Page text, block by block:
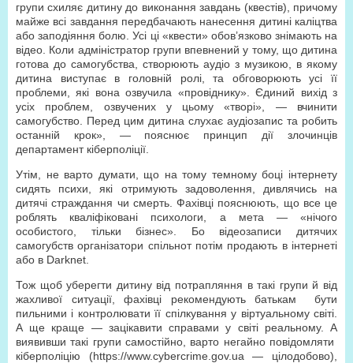
групи схиляє дитину до виконання завдань (квестів), причому
майже всі завдання передбачають нанесення дитині каліцтва
або заподіяння болю. Усі ці «квести» обов’язково знімають на
відео. Коли адміністратор групи впевнений у тому, що дитина
готова до самогубства, створюють аудіо з музикою, в якому
дитина виступає в головній ролі, та обговорюють усі її
проблеми, які вона озвучила «провіднику». Єдиний вихід з
усіх проблем, озвучених у цьому «творі», — вчинити
самогубство. Перед цим дитина слухає аудіозапис та робить
останній крок», — пояснює принцип дії злочинців
департамент кіберполіції.
Утім, не варто думати, що на тому темному боці інтернету
сидять психи, які отримують задоволення, дивлячись на
дитячі страждання чи смерть. Фахівці пояснюють, що все це
роблять кваліфіковані психологи, а мета — «нічого
особистого, тільки бізнес». Бо відеозаписи дитячих
самогубств організатори спільнот потім продають в інтернеті
або в Darknet.
Тож щоб уберегти дитину від потрапляння в такі групи й від
жахливої ситуації, фахівці рекомендують батькам бути
пильними і контролювати її спілкування у віртуальному світі.
А ще краще — зацікавити справами у світі реальному. А
виявивши такі групи самостійно, варто негайно повідомляти
кіберполіцію (https://www.cybercrime.gov.ua — цілодобово),